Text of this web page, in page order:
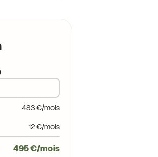
483 €/mois
12 €/mois
495 €/mois